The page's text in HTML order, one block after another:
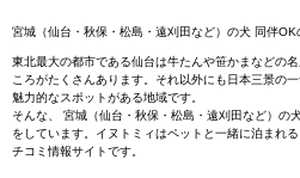
宮城（仙台・秋保・松島・遠刈田など）の犬 同伴
東北最大の都市である仙台は牛たんや笹かまなどの
ころがたくさんあります。それ以外にも日本三景の
魅力的なスポットがある地域です。
そんな、 宮城（仙台・秋保・松島・遠刈田など）の
をしています。イヌトミィはペットと一緒に泊まれ
チコミ情報サイトです。